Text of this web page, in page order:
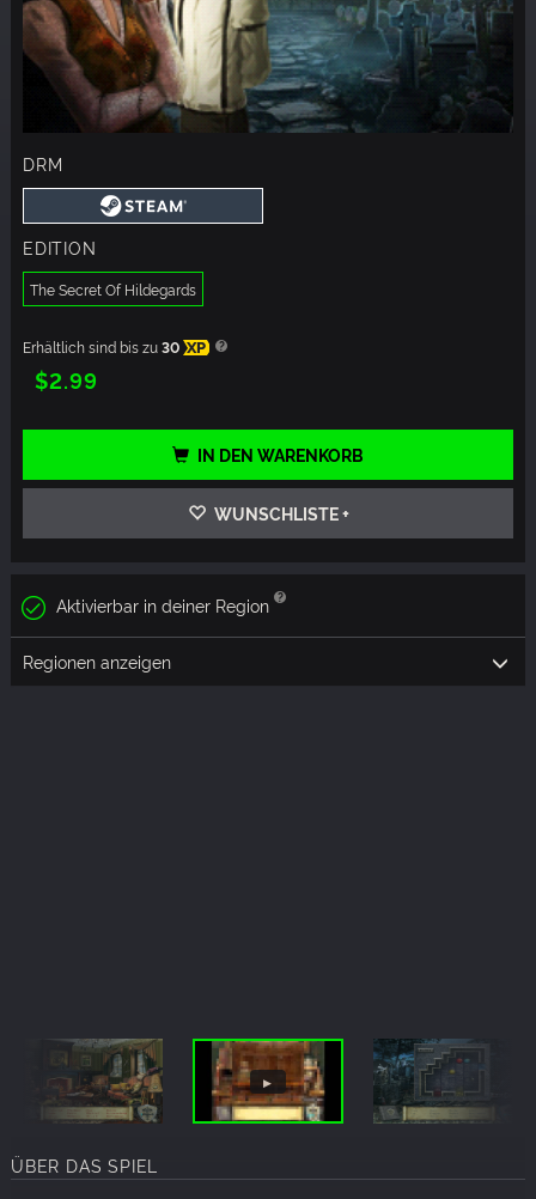
DRM
EDITION
The Secret Of Hildegards
Erhältlich sind bis zu30 XP
$2.99
IN DEN WARENKORB
WUNSCHLISTE +
Aktivierbar in deiner Region
Regionen anzeigen
ÜBER DAS SPIEL